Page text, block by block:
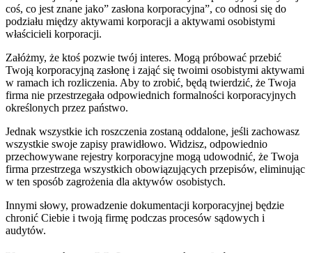
coś, co jest znane jako” zasłona korporacyjna”, co odnosi się do
podziału między aktywami korporacji a aktywami osobistymi
właścicieli korporacji.
Załóżmy, że ktoś pozwie twój interes. Mogą próbować przebić
Twoją korporacyjną zasłonę i zająć się twoimi osobistymi aktywami
w ramach ich rozliczenia. Aby to zrobić, będą twierdzić, że Twoja
firma nie przestrzegała odpowiednich formalności korporacyjnych
określonych przez państwo.
Jednak wszystkie ich roszczenia zostaną oddalone, jeśli zachowasz
wszystkie swoje zapisy prawidłowo. Widzisz, odpowiednio
przechowywane rejestry korporacyjne mogą udowodnić, że Twoja
firma przestrzega wszystkich obowiązujących przepisów, eliminując
w ten sposób zagrożenia dla aktywów osobistych.
Innymi słowy, prowadzenie dokumentacji korporacyjnej będzie
chronić Ciebie i twoją firmę podczas procesów sądowych i
audytów.